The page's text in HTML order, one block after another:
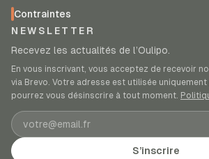
Contraintes
NEWSLETTER
Recevez les actualités de l’Oulipo.
En vous inscrivant, vous acceptez de recevoir
via Brevo. Votre adresse est utilisée
pourrez vous désinscrire à tout moment.
Adresse e-mail
S’inscrire